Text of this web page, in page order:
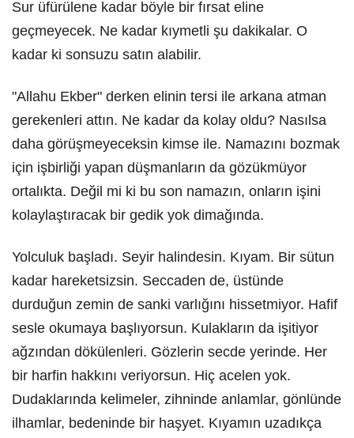
Sur üfürülene kadar böyle bir fırsat eline
geçmeyecek. Ne kadar kıymetli şu dakikalar. O
kadar ki sonsuzu satın alabilir.
"Allahu Ekber" derken elinin tersi ile arkana atman
gerekenleri attın. Ne kadar da kolay oldu? Nasılsa
daha görüşmeyeceksin kimse ile. Namazını bozmak
için işbirliği yapan düşmanların da gözükmüyor
ortalıkta. Değil mi ki bu son namazın, onların işini
kolaylaştıracak bir gedik yok dimağında.
Yolculuk başladı. Seyir halindesin. Kıyam. Bir sütun
kadar hareketsizsin. Seccaden de, üstünde
durduğun zemin de sanki varlığını hissetmiyor. Hafif
sesle okumaya başlıyorsun. Kulakların da işitiyor
ağzından dökülenleri. Gözlerin secde yerinde. Her
bir harfin hakkını veriyorsun. Hiç acelen yok.
Dudaklarında kelimeler, zihninde anlamlar, gönlünde
ilhamlar, bedeninde bir haşyet. Kıyamın uzadıkça